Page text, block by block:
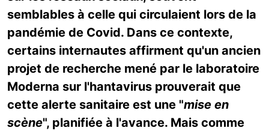
semblables à celle qui circulaient lors de la
pandémie de Covid. Dans ce contexte,
certains internautes affirment qu'un ancien
projet de recherche mené par le laboratoire
Moderna sur l'hantavirus prouverait que
cette alerte sanitaire est une "mise en
scène", planifiée à l'avance. Mais comme